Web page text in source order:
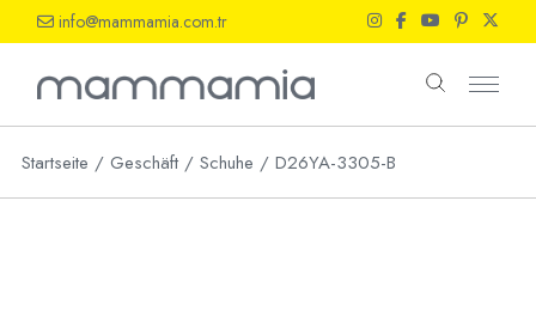
the
info@mammamia.com.tr
Startseite Geschäft Schuhe D26YA-3305-B